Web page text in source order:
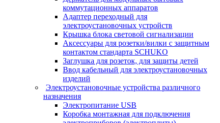
коммутационных аппаратов
Адаптер переходный для
электроустановочных устройств
Крышка блока световой сигнализации
Аксессуары для розетки/вилки с защитным
контактом стандарта SCHUKO
Заглушка для розеток, для защиты детей
Ввод кабельный для электроустановочных
изделий
Электроустановочные устройства различного
назначения
Электропитание USB
Коробка монтажная для подключения